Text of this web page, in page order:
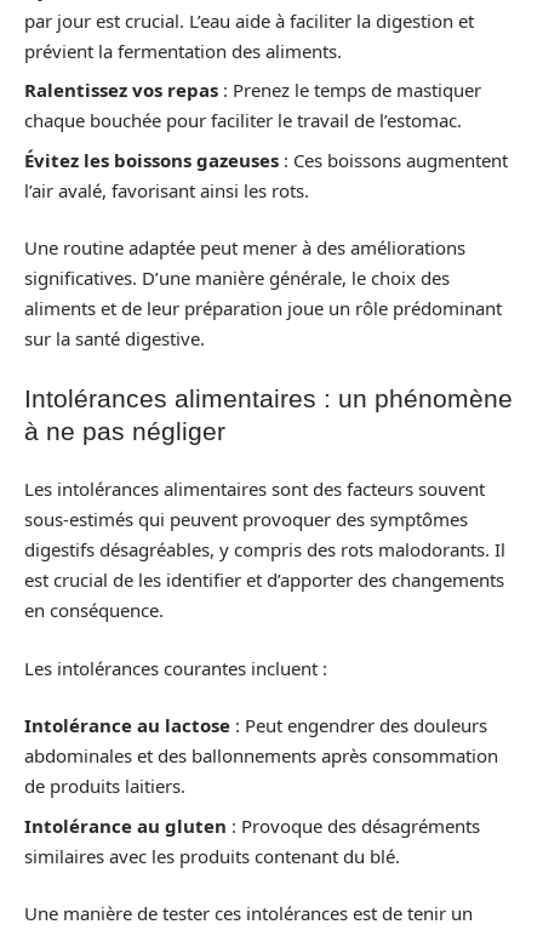
par jour est crucial. L’eau aide à faciliter la digestion et
prévient la fermentation des aliments.
Ralentissez vos repas : Prenez le temps de mastiquer
chaque bouchée pour faciliter le travail de l’estomac.
Évitez les boissons gazeuses : Ces boissons augmentent
l’air avalé, favorisant ainsi les rots.
Une routine adaptée peut mener à des améliorations
significatives. D’une manière générale, le choix des
aliments et de leur préparation joue un rôle prédominant
sur la santé digestive.
Intolérances alimentaires : un phénomène
à ne pas négliger
Les intolérances alimentaires sont des facteurs souvent
sous-estimés qui peuvent provoquer des symptômes
digestifs désagréables, y compris des rots malodorants. Il
est crucial de les identifier et d’apporter des changements
en conséquence.
Les intolérances courantes incluent :
Intolérance au lactose : Peut engendrer des douleurs
abdominales et des ballonnements après consommation
de produits laitiers.
Intolérance au gluten : Provoque des désagréments
similaires avec les produits contenant du blé.
Une manière de tester ces intolérances est de tenir un